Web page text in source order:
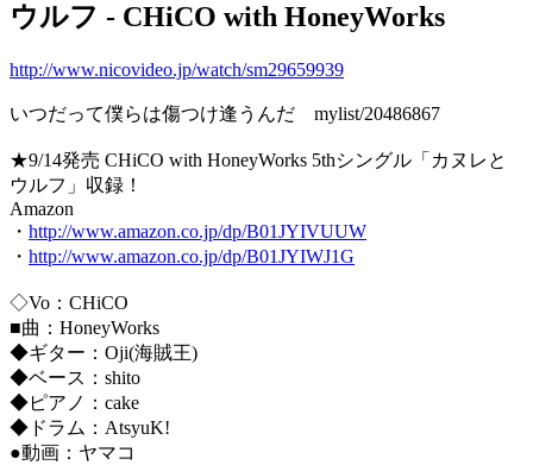
ウルフ - CHiCO with HoneyWorks
http://www.nicovideo.jp/watch/sm29659939
いつだって僕らは傷つけ逢うんだ mylist/20486867
★9/14発売 CHiCO with HoneyWorks 5thシングル「カヌレと
ウルフ」収録！
Amazon
・ http://www.amazon.co.jp/dp/B01JYIVUUW
・ http://www.amazon.co.jp/dp/B01JYIWJ1G
◇Vo：CHiCO
■曲：HoneyWorks
◆ギター：Oji(海賊王)
◆ベース：shito
◆ピアノ：cake
◆ドラム：AtsyuK!
●動画：ヤマコ